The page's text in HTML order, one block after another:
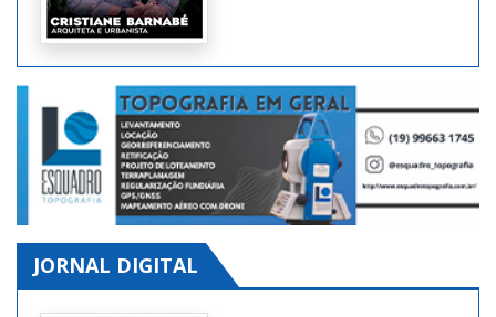
JORNAL DIGITAL